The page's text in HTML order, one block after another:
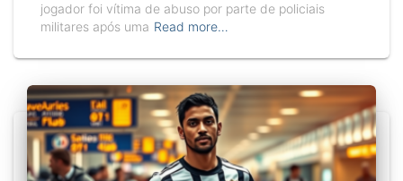
jogador foi vítima de abuso por parte de policiais
militares após uma Read more…